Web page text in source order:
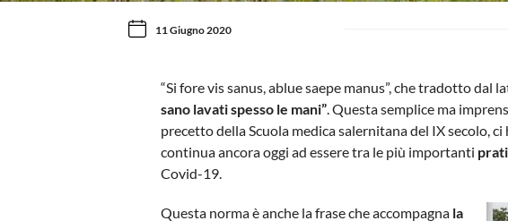
11 Giugno 2020
“Si fore vis sanus, ablue saepe manus”, che tradotto dal
sano lavati spesso le mani” . Questa semplice ma
precetto della Scuola medica salernitana del IX secolo,
continua ancora oggi ad essere tra le più importanti
Covid-19.
Questa norma è anche la frase che accompagna la